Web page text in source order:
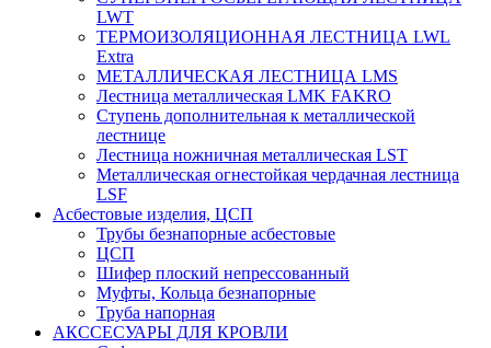
LWT
ТЕРМОИЗОЛЯЦИОННАЯ ЛЕСТНИЦА LWL
Extra
МЕТАЛЛИЧЕСКАЯ ЛЕСТНИЦА LMS
Лестница металлическая LMK FAKRO
Ступень дополнительная к металлической
лестнице
Лестница ножничная металлическая LST
Металлическая огнестойкая чердачная лестница
LSF
Асбестовые изделия, ЦСП
Трубы безнапорные асбестовые
ЦСП
Шифер плоский непрессованный
Муфты, Кольца безнапорные
Труба напорная
АКССЕСУАРЫ ДЛЯ КРОВЛИ